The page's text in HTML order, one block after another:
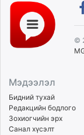
©
Мэдээлэл
Бидний тухай
Редакцийн бодлого
Зохиогчийн эрх
Санал хүсэлт